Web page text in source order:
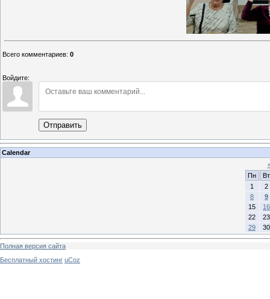
Всего комментариев: 0
Войдите:
Отправить
Calendar
Пн
Вт
1
2
8
9
15
16
22
23
29
30
Полная версия сайта
Бесплатный хостинг uCoz